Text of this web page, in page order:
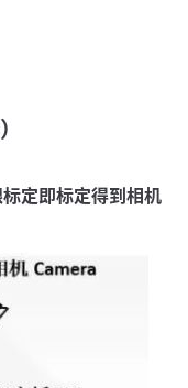
定即标定得到相机